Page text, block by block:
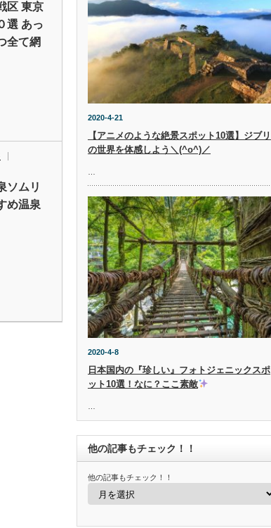
区 東京
選 あっ
全て網
ソムリ
め温泉
2020-4-21
【アニメのような絶景スポット10選】ジブリ
の世界を体感しよう＼(^o^)／
2020-4-8
日本国内の『珍しい』フォトジェニックスポ
ット10選！なに？ここ素敵
他の記事もチェック！！
他の記事もチェック！！